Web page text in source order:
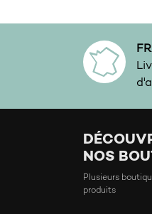
NOS
Plusieurs
produits